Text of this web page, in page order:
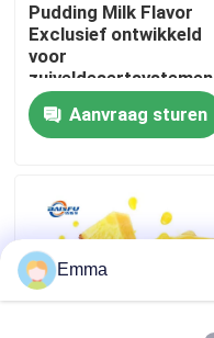
Fabriekstocht
Kwaliteitscontrole
Nieuws
Pudding Milk Flavor
Exclusief ontwikkeld
voor
zuiveldesertsystemen
zoals puddingmousse
en melkgele met een
zachte melkverbinding
Aanvraag sturen
Emma